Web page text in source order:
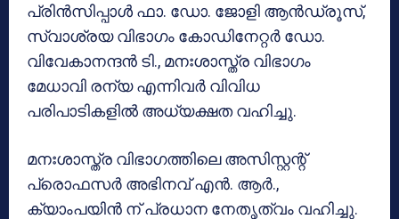
പ്രിൻസിപ്പാൾ ഫാ. ഡോ. ജോളി ആൻഡ്രൂസ്,
സ്വാശ്രയ വിഭാഗം കോഡിനേറ്റർ ഡോ.
വിവേകാനന്ദൻ ടി., മനഃശാസ്ത്ര വിഭാഗം
മേധാവി രന്യ എന്നിവർ വിവിധ
പരിപാടികളിൽ അധ്യക്ഷത വഹിച്ചു.
മനഃശാസ്ത്ര വിഭാഗത്തിലെ അസിസ്റ്റന്റ്
പ്രൊഫസർ അഭിനവ് എൻ. ആർ.,
ക്യാംപയിൻ ന് പ്രധാന നേതൃത്വം വഹിച്ചു.